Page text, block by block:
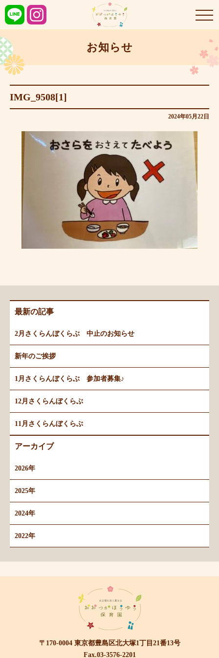
お知らせ
IMG_9508[1]
2024年05月22日
最新の記事
2月さくらんぼくらぶ 中止のお知らせ
新年のご挨拶
1月さくらんぼくらぶ 参加者募集♪
12月さくらんぼくらぶ
11月さくらんぼくらぶ
アーカイブ
2026年
2025年
2024年
2022年
〒170-0004 東京都豊島区北大塚1丁目21番13号
Fax.03-3576-2201